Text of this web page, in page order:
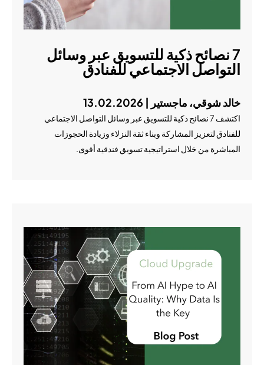
7 نصائح ذكية للتسويق عبر وسائل
التواصل الاجتماعي للفنادق
خالد شوقي، ماجستير | 13.02.2026
اكتشف 7 نصائح ذكية للتسويق عبر وسائل التواصل الاجتماعي
للفنادق لتعزيز المشاركة وبناء ثقة النزلاء وزيادة الحجوزات
المباشرة من خلال استراتيجية تسويق فندقية أقوى.